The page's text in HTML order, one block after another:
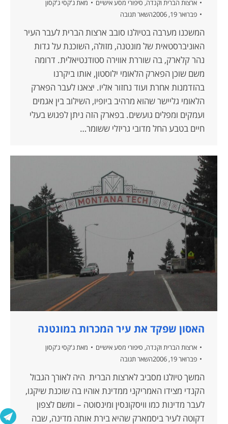
ארצות הברית וקנדה, סיפורי מסע אישיים מאת ג'קסי ג'קסון
פברואר 19, 2006
השאר תגובה
המשכנו מערבה בטיולנו סובב ארצות הברית לעבר העיר
האוניברסטאית של מונטנה, מזולה, השוכנת על גדות
נהר קלארק, בה שוררת אווירה סטודנטיאלית. דרומה
משם שוכן הפארק הלאומי ילוסטון, אותו ביקרנו
בהזדמנות אחרת ועוד נחזור אליו. יצאנו לעבר הפארק
הלאומי גליישר שהוא מרהיב ביופיו, השילוב בין אגמים
ועמקים ומפלים גועשים. בפארק הזה ניתן לפגוש בעלי
חיים בטבע החל מדובי גריזלי ששומר…
האסון שפקד את עיר המכרות במונטנה
ארצות הברית וקנדה, סיפורי מסע אישיים מאת ג'קסי ג'קסון
פברואר 19, 2006
השאר תגובה
המשך טיולנו מסביב לארצות הברית היה לאורך הגבול
הקנדי מצידו האמריקני ממדינת אוהיו בה שוכנת שיקגו,
לעבר מדינות כמו וויסקונסין ומינסוטה – ומשם לצפון
דקוטה לעיר ביסמארק שהיא בירת אותה מדינה, שבה